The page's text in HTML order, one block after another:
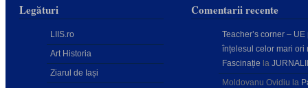
Legături
LIIS.ro
Art Historia
Ziarul de Iași
Comentarii recente
Teacher’s corner – UE
înțelesul celor mari ori
Fascinație la
Moldovanu Ovidiu la